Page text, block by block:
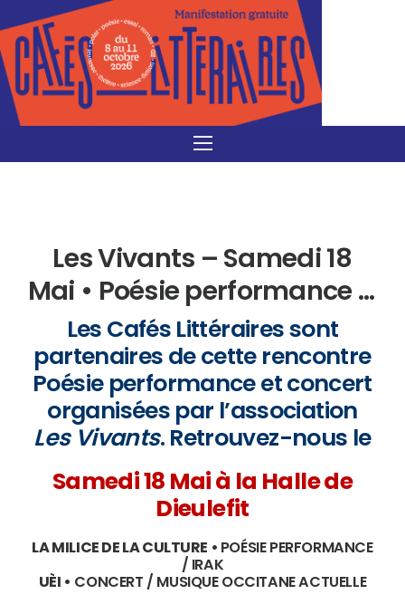
Les Vivants – Samedi 18
Mai • Poésie performance &
Concert
Les Cafés Littéraires sont
partenaires de cette rencontre
Poésie performance et concert
organisées par l’association
Les Vivants. Retrouvez-nous le
Samedi 18 Mai à la Halle de
Dieulefit
LA MILICE DE LA CULTURE • POÉSIE PERFORMANCE
/ IRAK
UÈI • CONCERT / MUSIQUE OCCITANE ACTUELLE